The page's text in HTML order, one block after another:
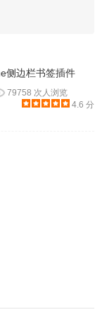
侧边栏书签插件
79758 次人浏览
4.6 分